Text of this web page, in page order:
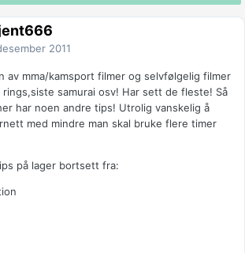
2011
av mma/kamsport filmer og selvfølgelig filmer
samurai osv! Har sett de fleste! Så
har noen andre tips! Utrolig vanskelig å
med mindre man skal bruke flere timer
på lager bortsett fra: